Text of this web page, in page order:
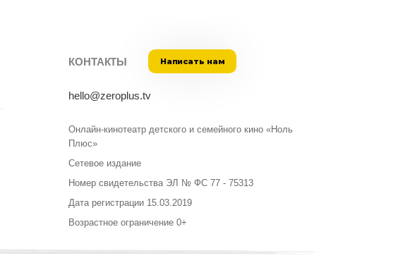
КОНТАКТЫ Написать нам
hello@zeroplus.tv
Онлайн-кинотеатр детского и семейного кино «Ноль
Плюс»
Сетевое издание
Номер свидетельства ЭЛ № ФС 77 - 75313
Дата регистрации 15.03.2019
Возрастное ограничение 0+